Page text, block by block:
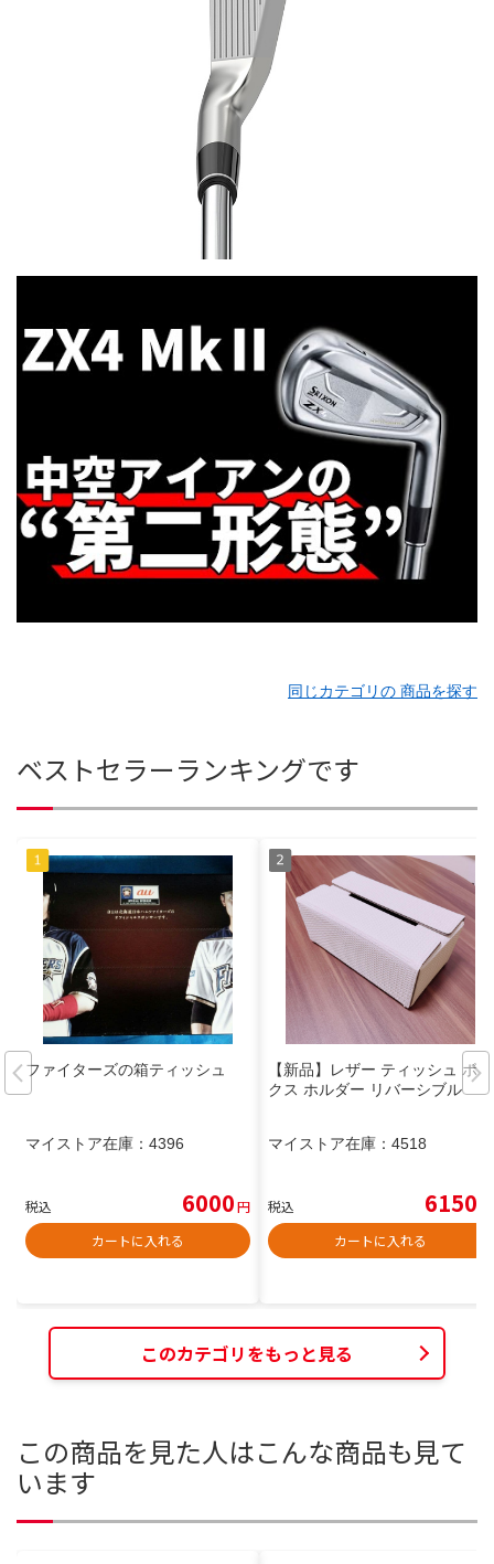
同じカテゴリの 商品を探す
ベストセラーランキングです
ファイターズの箱ティッシュ
マイストア在庫： 4396
税込 6000円
カートに入れる
【新品】レザー ティッシュ ボッ
クス ホルダー リバーシブル
マイストア在庫： 4518
税込 6150
カートに入れる
このカテゴリをもっと見る
この商品を見た人はこんな商品も見て
います